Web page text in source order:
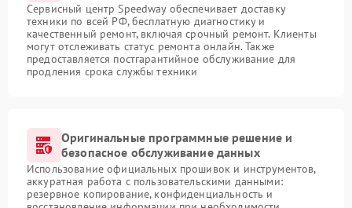
Сервисный центр Speedway обеспечивает доставку
техники по всей РФ, бесплатную диагностику и
качественный ремонт, включая срочный ремонт. Клиенты
могут отслеживать статус ремонта онлайн. Также
предоставляется постгарантийное обслуживание для
продления срока службы техники
Оригинальные программные решение и
безопасное обслуживание данных
Использование официальных прошивок и инструментов,
аккуратная работа с пользовательскими данными:
резервное копирование, конфиденциальность и